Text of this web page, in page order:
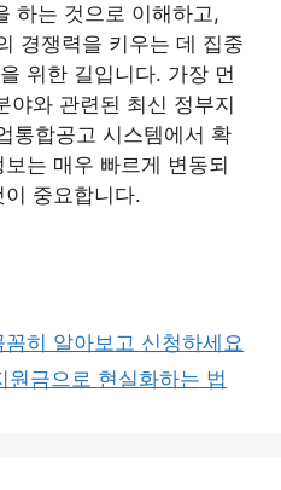
하는 것으로 이해하고,
경쟁력을 키우는 데 집중
위한 길입니다. 가장 먼
야와 관련된 최신 정부지
통합공고 시스템에서 확
는 매우 빠르게 변동되
중요합니다.
히 알아보고 신청하세요
금으로 현실화하는 법